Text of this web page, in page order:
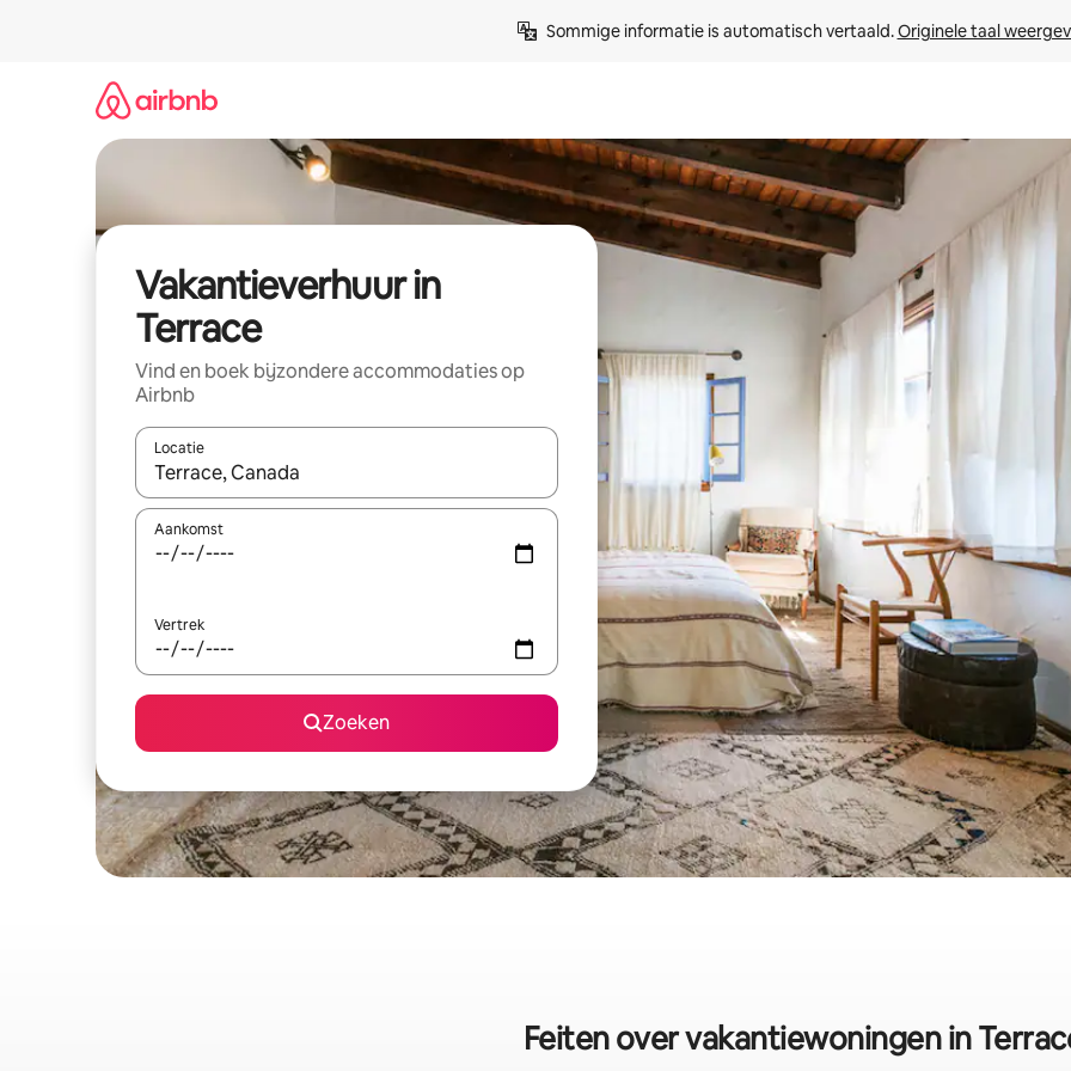
Sommige informatie is automatisch vertaald. Originele taal
Vakantieverhuur in
Terrace
Vind en boek bijzondere accommodaties op
Airbnb
Locatie
Wanneer er suggesties beschikbaar zijn, maak je een keuze met je de pijltjestoetsen omhoog en omlaag, óf door te
Aankomst
Vertrek
Zoeken
Feiten over vakantiewoningen in